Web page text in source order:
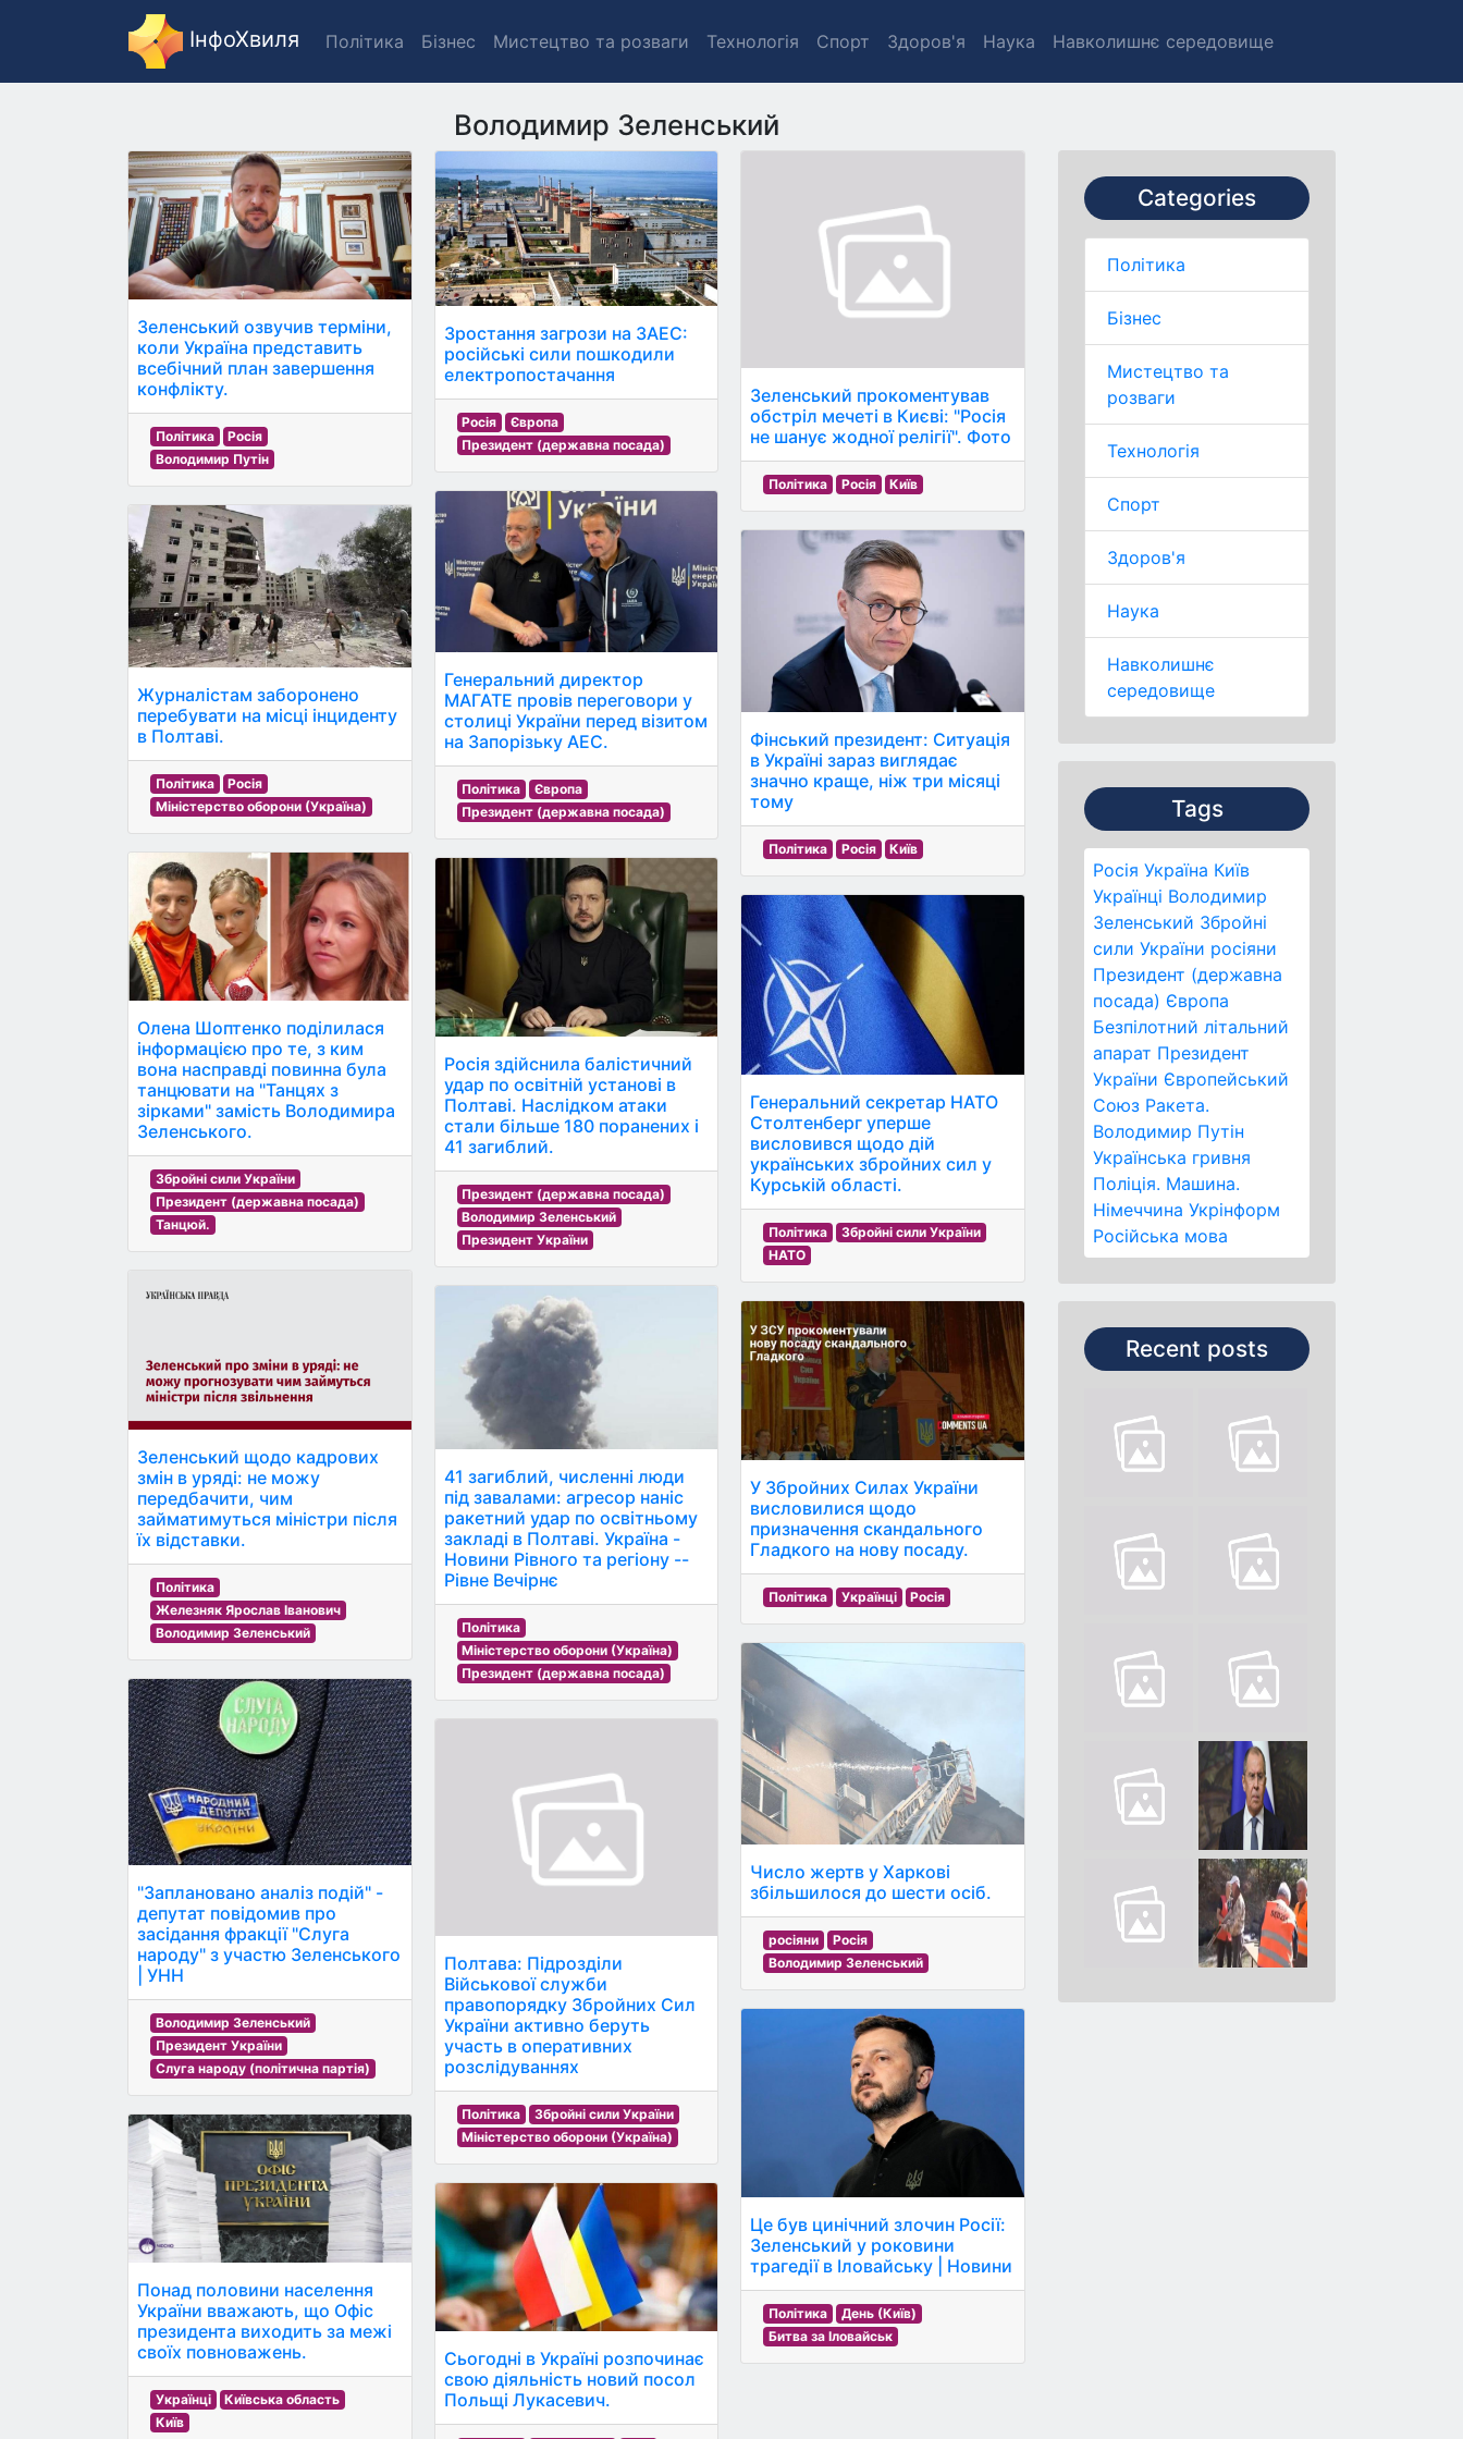
ІнфоХвиля Політика Бізнес Мистецтво та розваги Технологія Спорт Здоров'я Наука Навколишнє середовище
Володимир Зеленський
Categories
Політика
Бізнес
Мистецтво та
розваги
Технологія
Спорт
Здоров'я
Наука
Навколишнє
середовище
Tags
Росія Україна Київ
Українці Володимир
Зеленський Збройні
сили України росіяни
Президент (державна
посада) Європа
Безпілотний літальний
апарат Президент
України Європейський
Союз Ракета.
Володимир Путін
Українська гривня
Поліція. Машина.
Німеччина Укрінформ
Російська мова
Recent posts
Зеленський озвучив терміни,
коли Україна представить
всебічний план завершення
конфлікту.
Політика
Росія
Володимир Путін
Журналістам заборонено
перебувати на місці інциденту
в Полтаві.
Політика
Росія
Міністерство оборони (Україна)
Олена Шоптенко поділилася
інформацією про те, з ким
вона насправді повинна була
танцювати на "Танцях з
зірками" замість Володимира
Зеленського.
Збройні сили України
Президент (державна посада)
Танцюй.
Зеленський щодо кадрових
змін в уряді: не можу
передбачити, чим
займатимуться міністри після
їх відставки.
Політика
Железняк Ярослав Іванович
Володимир Зеленський
"Заплановано аналіз подій" -
депутат повідомив про
засідання фракції "Слуга
народу" з участю Зеленського
| УНН
Володимир Зеленський
Президент України
Слуга народу (політична партія)
Понад половини населення
України вважають, що Офіс
президента виходить за межі
своїх повноважень.
Українці
Київська область
Київ
Зростання загрози на ЗАЕС:
російські сили пошкодили
електропостачання
Росія
Європа
Президент (державна посада)
Генеральний директор
МАГАТЕ провів переговори у
столиці України перед візитом
на Запорізьку АЕС.
Політика
Європа
Президент (державна посада)
Росія здійснила балістичний
удар по освітній установі в
Полтаві. Наслідком атаки
стали більше 180 поранених і
41 загиблий.
Президент (державна посада)
Володимир Зеленський
Президент України
41 загиблий, численні люди
під завалами: агресор наніс
ракетний удар по освітньому
закладі в Полтаві. Україна -
Новини Рівного та регіону --
Рівне Вечірнє
Політика
Міністерство оборони (Україна)
Президент (державна посада)
Полтава: Підрозділи
Військової служби
правопорядку Збройних Сил
України активно беруть
участь в оперативних
розслідуваннях
Політика
Збройні сили України
Міністерство оборони (Україна)
Сьогодні в Україні розпочинає
свою діяльність новий посол
Польщі Лукасевич.
Зеленський прокоментував
обстріл мечеті в Києві: "Росія
не шанує жодної релігії". Фото
Політика Росія Київ
Фінський президент: Ситуація
в Україні зараз виглядає
значно краще, ніж три місяці
тому
Політика Росія Київ
Генеральний секретар НАТО
Столтенберг уперше
висловився щодо дій
українських збройних сил у
Курській області.
Політика
Збройні сили України
НАТО
У Збройних Силах України
висловилися щодо
призначення скандального
Гладкого на нову посаду.
Політика Українці Росія
Число жертв у Харкові
збільшилося до шести осіб.
росіяни
Росія
Володимир Зеленський
Це був цинічний злочин Росії:
Зеленський у роковини
трагедії в Іловайську | Новини
Політика
День (Київ)
Битва за Іловайськ